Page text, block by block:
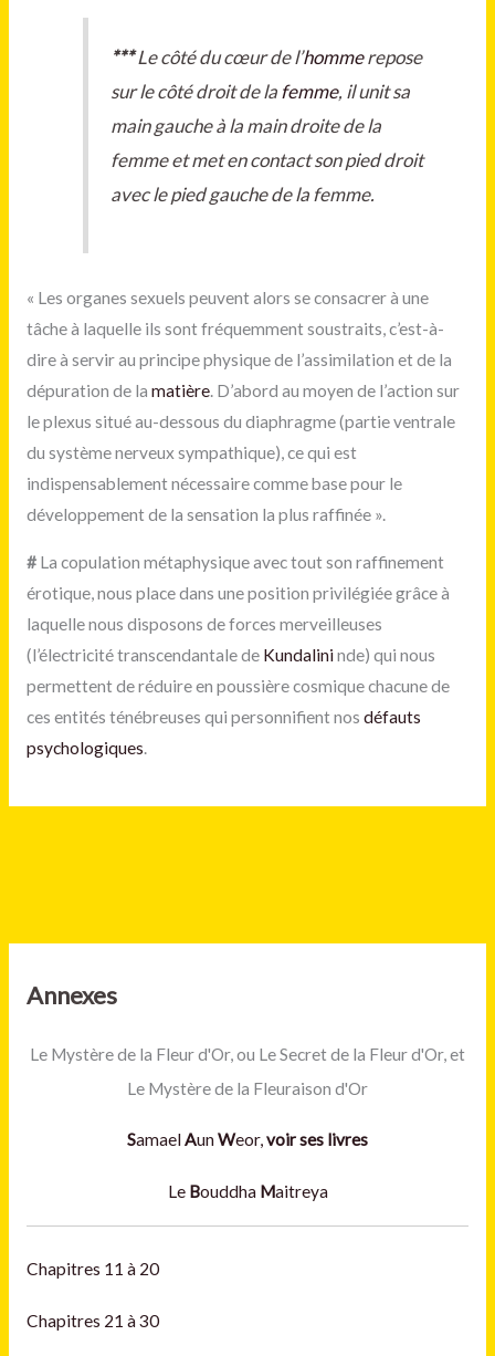
Annexes
Le Mystère de la Fleur d'Or, ou Le Secret de la Fleur d'Or, et
Le Mystère de la Fleuraison d'Or
SamaelAunWeor,voir ses livres
Le Bouddha Maitreya
Chapitres 11 à 20
Chapitres 21 à 30
***Le côté du cœur de l’hommerepose
sur le côté droit de lafemme, il unit sa
main gauche à la main droite de la
femme et met en contact son pied droit
avec le pied gauche de la femme.
« Les organes sexuels peuvent alors se consacrer à une
tâche à laquelle ils sont fréquemment soustraits, c’est-à-
dire à servir au principe physique de l’assimilation et de la
dépuration de la matière. D’abord au moyen de l’action sur
le plexus situé au-dessous du diaphragme (partie ventrale
du système nerveux sympathique), ce qui est
indispensablement nécessaire comme base pour le
développement de la sensation la plus raffinée ».
# La copulation métaphysique avec tout son raffinement
érotique, nous place dans une position privilégiée grâce à
laquelle nous disposons de forces merveilleuses
(l’électricité transcendantale de Kundalininde) qui nous
permettent de réduire en poussière cosmique chacune de
ces entités ténébreuses qui personnifient nos défauts
psychologiques.